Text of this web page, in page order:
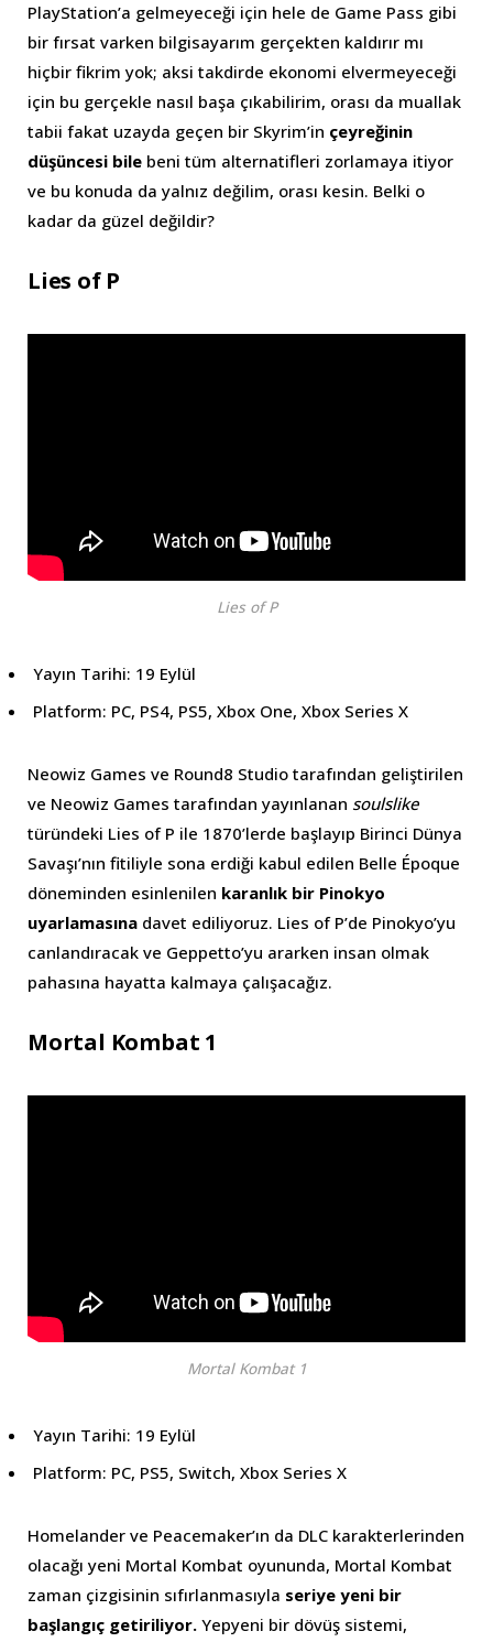
PlayStation’a gelmeyeceği için hele de Game Pass gibi
bir fırsat varken bilgisayarım gerçekten kaldırır mı
hiçbir fikrim yok; aksi takdirde ekonomi elvermeyeceği
için bu gerçekle nasıl başa çıkabilirim, orası da muallak
tabii fakat uzayda geçen bir Skyrim’in çeyreğinin
düşüncesi bile beni tüm alternatifleri zorlamaya itiyor
ve bu konuda da yalnız değilim, orası kesin. Belki o
kadar da güzel değildir?
Lies of P
Lies of P
Yayın Tarihi: 19 Eylül
Platform: PC, PS4, PS5, Xbox One, Xbox Series X
Neowiz Games ve Round8 Studio tarafından geliştirilen
ve Neowiz Games tarafından yayınlanan soulslike
türündeki Lies of P ile 1870’lerde başlayıp Birinci Dünya
Savaşı’nın fitiliyle sona erdiği kabul edilen Belle Époque
döneminden esinlenilen karanlık bir Pinokyo
uyarlamasına davet ediliyoruz. Lies of P’de Pinokyo’yu
canlandıracak ve Geppetto’yu ararken insan olmak
pahasına hayatta kalmaya çalışacağız.
Mortal Kombat 1
Mortal Kombat 1
Yayın Tarihi: 19 Eylül
Platform: PC, PS5, Switch, Xbox Series X
Homelander ve Peacemaker’ın da DLC karakterlerinden
olacağı yeni Mortal Kombat oyununda, Mortal Kombat
zaman çizgisinin sıfırlanmasıyla seriye yeni bir
başlangıç getiriliyor. Yepyeni bir dövüş sistemi,